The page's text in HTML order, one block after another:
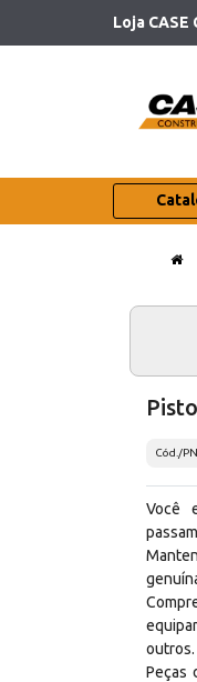
Loja
Cód./PN
Você
outros.
Peças